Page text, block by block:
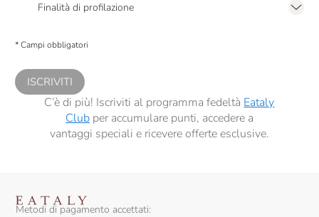
Finalità di profilazione
comunicazioni commerciali personalizzate, in caso di consenso prestato ai
* Campi obbligatori
ISCRIVITI
C’è di più! Iscriviti al programma fedeltà Eataly
Clubper accumulare punti, accedere a
vantaggi speciali e ricevere offerte esclusive.
Metodi di pagamento accettati: